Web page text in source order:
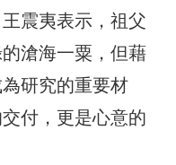
震夷表示，祖父
滄海一粟，但藉
研究的重要材
付，更是心意的